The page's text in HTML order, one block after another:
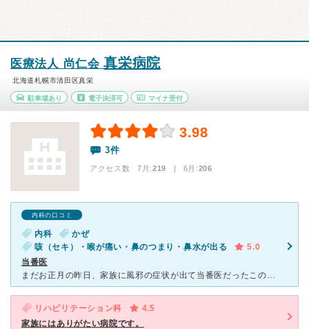
医療法人 尚仁会真栄病院
北海道札幌市清田区真栄
駐車場あり 電子決済可 マイナ受付
3.98
3件
アクセス数 7月:219 | 6月:206
内科の口コミ
内科
かぜ
咳（セキ）・喉が痛い・鼻のつまり・鼻水が出る
5.0
当番医
まだお正月の昨日、家族に風邪の症状が出て当番医だったこの病院へ行きました。まず問い合わせの電話をかけた所、守衛室に繋がりましたが「本日発熱があっても対応していますよ、心配でしたら来てください」と言って
リハビリテーション科
4.5
家族にはありがたい病院です。